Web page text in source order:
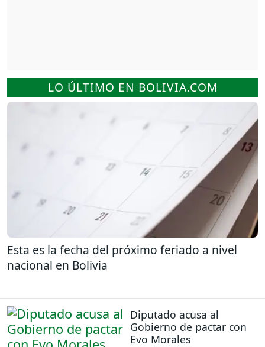
LO ÚLTIMO EN BOLIVIA.COM
Esta es la fecha del próximo feriado a nivel
nacional en Bolivia
Diputado acusa al
Gobierno de pactar con
Evo Morales